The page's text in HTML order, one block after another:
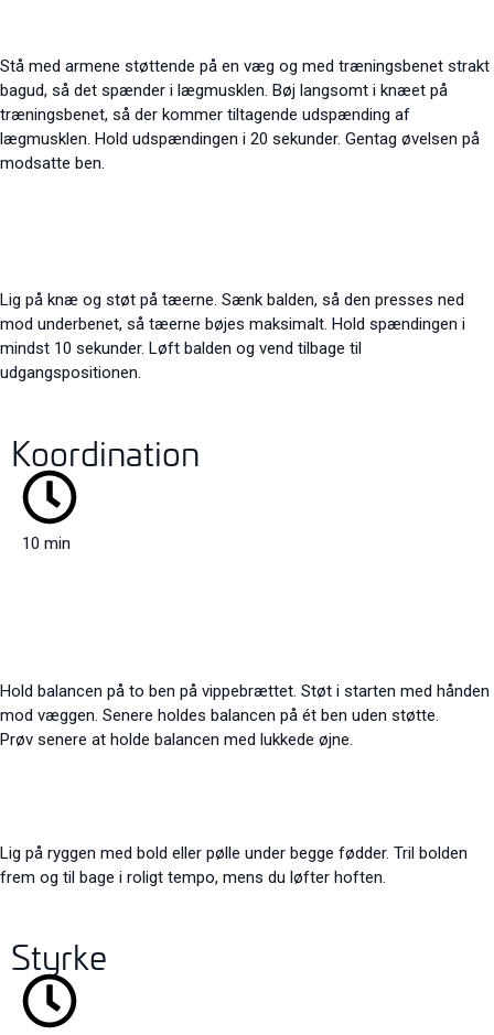
Stå med armene støttende på en væg og med træningsbenet strakt
bagud, så det spænder i lægmusklen. Bøj langsomt i knæet på
træningsbenet, så der kommer tiltagende udspænding af
lægmusklen. Hold udspændingen i 20 sekunder. Gentag øvelsen på
modsatte ben.
Lig på knæ og støt på tæerne. Sænk balden, så den presses ned
mod underbenet, så tæerne bøjes maksimalt. Hold spændingen i
mindst 10 sekunder. Løft balden og vend tilbage til
udgangspositionen.
Koordination
10 min
Hold balancen på to ben på vippebrættet. Støt i starten med hånden
mod væggen. Senere holdes balancen på ét ben uden støtte.
Prøv senere at holde balancen med lukkede øjne.
Lig på ryggen med bold eller pølle under begge fødder. Tril bolden
frem og til bage i roligt tempo, mens du løfter hoften.
Styrke